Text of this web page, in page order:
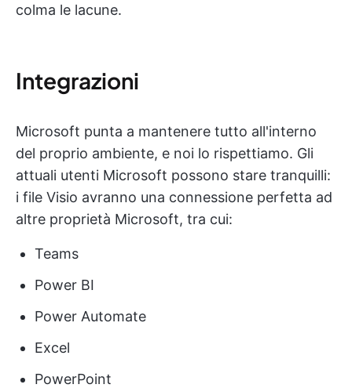
colma le lacune.
Integrazioni
Microsoft punta a mantenere tutto all'interno
del proprio ambiente, e noi lo rispettiamo. Gli
attuali utenti Microsoft possono stare tranquilli:
i file Visio avranno una connessione perfetta ad
altre proprietà Microsoft, tra cui:
Teams
Power BI
Power Automate
Excel
PowerPoint